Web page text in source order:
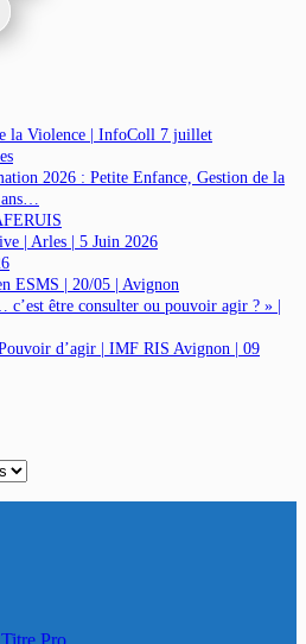
la Violence | InfoColl 7 juillet
2026 : Petite Enfance, Gestion de la
ans…
| Arles | 5 Juin 2026
ESMS | 20/05 | Avignon
être consulter ou pouvoir agir ? » |
d’agir | IMF RIS Avignon | 09
Pro